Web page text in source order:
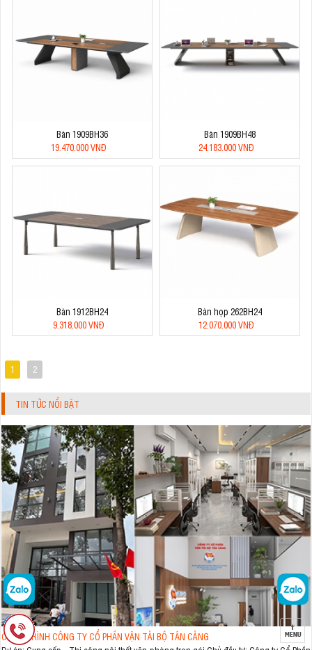
Bàn 1909BH36
19.470.000 VNĐ
Bàn 1909BH48
24.183.000 VNĐ
Bàn 1912BH24
9.318.000 VNĐ
Bàn họp 262BH24
12.070.000 VNĐ
1 2
TIN TỨC NỔI BẬT
CÔNG TRÌNH CÔNG TY CỔ PHẦN VẬN TẢI BỘ TÂN CẢNG